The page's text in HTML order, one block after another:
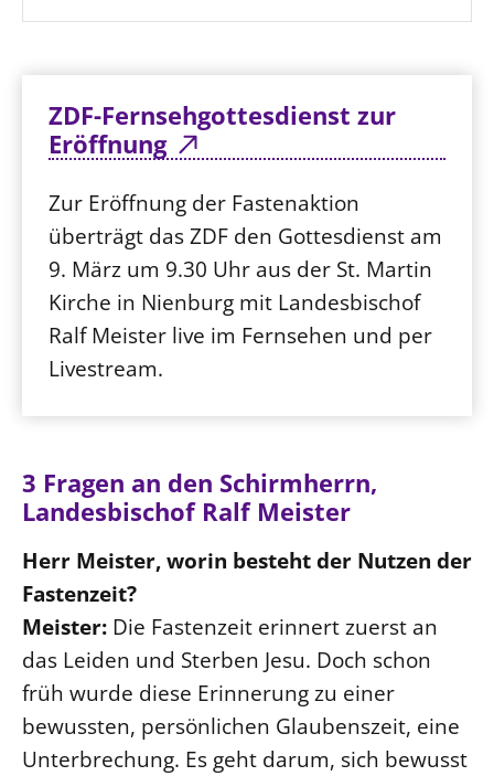
ZDF-Fernsehgottesdienst zur
Eröffnung
Zur Eröffnung der Fastenaktion
überträgt das ZDF den Gottesdienst am
9. März um 9.30 Uhr aus der St. Martin
Kirche in Nienburg mit Landesbischof
Ralf Meister live im Fernsehen und per
Livestream.
3 Fragen an den Schirmherrn,
Landesbischof Ralf Meister
Herr Meister, worin besteht der Nutzen der
Fastenzeit?
Meister: Die Fastenzeit erinnert zuerst an
das Leiden und Sterben Jesu. Doch schon
früh wurde diese Erinnerung zu einer
bewussten, persönlichen Glaubenszeit, eine
Unterbrechung. Es geht darum, sich bewusst